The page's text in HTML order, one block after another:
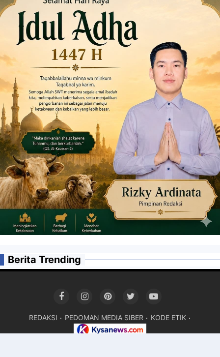
Berita Trending
REDAKSI PEDOMAN MEDIA SIBER KODE ETIK